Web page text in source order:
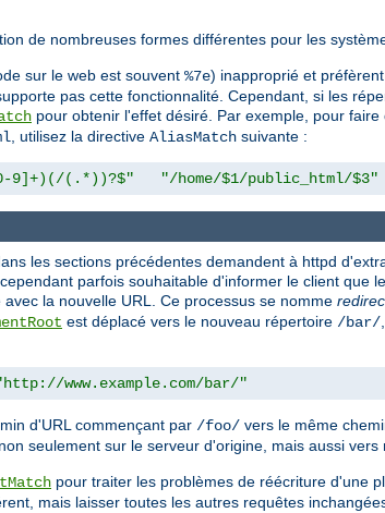
de nombreuses formes différentes pour les
sur le web est souvent %7e) inapproprié et
pas cette fonctionnalité. Cependant, si les
pour obtenir l'effet désiré. Par exemple, pour faire
, utilisez la directive AliasMatch suivante :
9]+)(/(.*))?$" "/home/$1/public_html/$3"
les sections précédentes demandent à httpd
parfois souhaitable d'informer le client que
la nouvelle URL. Ce processus se nomme
est déplacé vers le nouveau répertoire /bar/
www.example.com/bar/"
d'URL commençant par /foo/ vers le même
seulement sur le serveur d'origine, mais aussi
pour traiter les problèmes de réécriture d'une
mais laisser toutes les autres requêtes